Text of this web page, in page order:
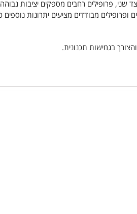
שני, פרופילים רחבים מספקים יציבות גבוהה
ופרופילים מבודדים מציעים יתרונות נוספים
בגמישות תכנונית.